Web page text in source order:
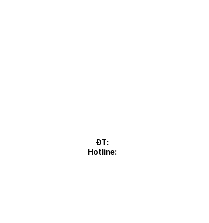
ĐT:
Hotline: